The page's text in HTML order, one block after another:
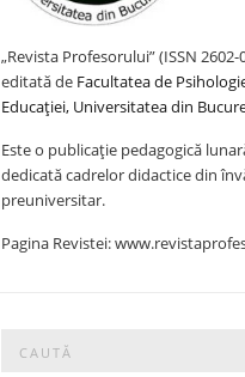
„Revista Profesorului” (ISSN 2602-
editată de Facultatea de
Educației, Universitatea din
Este o publicație pedagogică
dedicată cadrelor didactice din
preuniversitar.
Pagina Revistei:
for: